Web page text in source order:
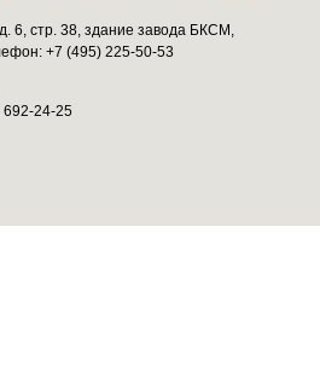
6, стр. 38, здание завода БКСМ,
+7 (495) 225-50-53
24-25